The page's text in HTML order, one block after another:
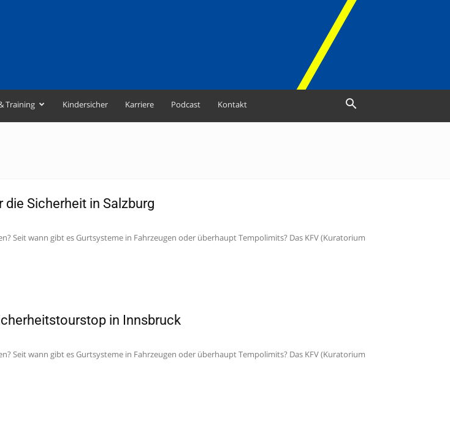
Training Kindersicher Karriere Podcast Kontakt
die Sicherheit in Salzburg
Seit wann gibt es Gurtsysteme in Fahrzeugen oder überhaupt Tempolimits? Das KFV (Kuratorium
in Innsbruck
Seit wann gibt es Gurtsysteme in Fahrzeugen oder überhaupt Tempolimits? Das KFV (Kuratorium